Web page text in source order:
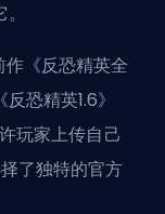
《反恐精英全
恐精英1.6》
玩家上传自己
了独特的官方